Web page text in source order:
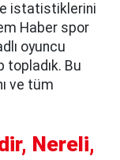
istatistiklerini
Haber spor
oyuncu
topladık. Bu
ve tüm
Nereli,